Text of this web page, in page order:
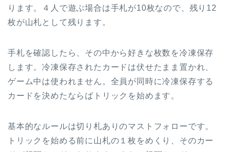
ります。４人で遊ぶ場合は手札が10枚なので、残り12
枚が山札として残ります。
手札を確認したら、その中から好きな枚数を冷凍保存
します。冷凍保存されたカードは伏せたまま置かれ、
ゲーム中は使われません。全員が同時に冷凍保存する
カードを決めたならばトリックを始めます。
基本的なルールは切り札ありのマストフォローです。
トリックを始める前に山札の１枚をめくり、そのカー